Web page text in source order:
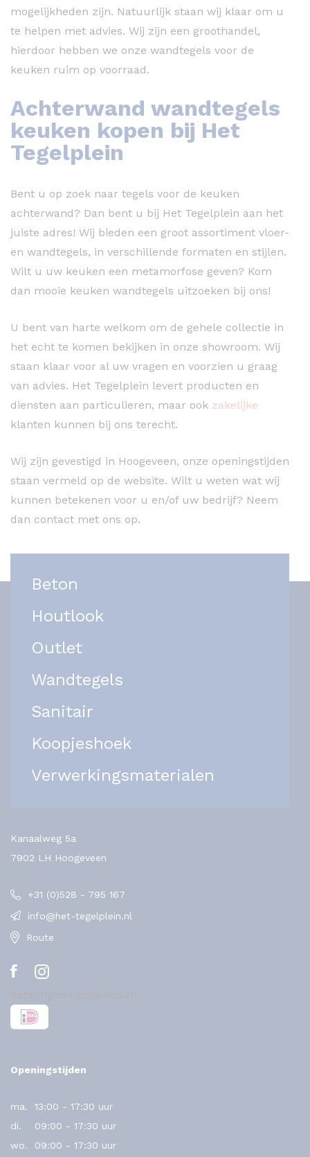
mogelijkheden zijn. Natuurlijk staan wij klaar om u
te helpen met advies. Wij zijn een groothandel,
hierdoor hebben we onze wandtegels voor de
keuken ruim op voorraad.
Achterwand wandtegels
keuken kopen bij Het
Tegelplein
Bent u op zoek naar tegels voor de keuken
achterwand? Dan bent u bij Het Tegelplein aan het
juiste adres! Wij bieden een groot assortiment vloer-
en wandtegels, in verschillende formaten en stijlen.
Wilt u uw keuken een metamorfose geven? Kom
dan mooie keuken wandtegels uitzoeken bij ons!
U bent van harte welkom om de gehele collectie in
het echt te komen bekijken in onze showroom. Wij
staan klaar voor al uw vragen en voorzien u graag
van advies. Het Tegelplein levert producten en
diensten aan particulieren, maar ook zakelijke
klanten kunnen bij ons terecht.
Wij zijn gevestigd in Hoogeveen, onze openingstijden
staan vermeld op de website. Wilt u weten wat wij
kunnen betekenen voor u en/of uw bedrijf? Neem
dan contact met ons op.
Beton
Houtlook
Outlet
Wandtegels
Sanitair
Koopjeshoek
Verwerkingsmaterialen
Kanaalweg 5a
7902 LH Hoogeveen
+31 (0)528 - 795 167
info@het-tegelplein.nl
Route
Openingstijden
ma.
13:00 - 17:30 uur
di.
09:00 - 17:30 uur
wo.
09:00 - 17:30 uur